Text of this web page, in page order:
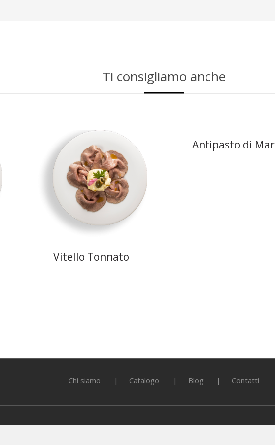
Ti consigliamo anche
Vitello Tonnato
Antipasto di
Chi siamo Catalogo Blog Contatti
Falcone Gastronomia | P.I. 02536670041 |Cookies Policy|Privacy Policy|